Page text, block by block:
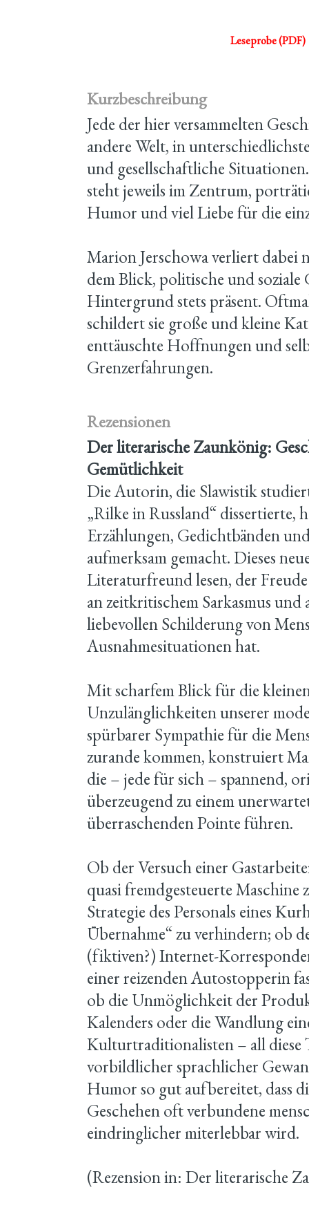
Leseprobe (PDF)
Kurzbeschreibung
Jede der hier versammelten
andere Welt, in
und gesellschaftliche
steht jeweils im Zentrum,
Humor und viel Liebe für die
Marion Jerschowa verliert dabei
dem Blick, politische und soziale
Hintergrund stets präsent.
schildert sie große und kleine
enttäuschte Hoffnungen und
Grenzerfahrungen.
Rezensionen
Der literarische Zaunkönig:
Gemütlichkeit
Die Autorin, die Slawistik
„Rilke in Russland“ dissertierte,
Erzählungen, Gedichtbänden
aufmerksam gemacht. Dieses
Literaturfreund lesen, der
an zeitkritischem Sarkasmus
liebevollen Schilderung von
Ausnahmesituationen hat.
Mit scharfem Blick für die
Unzulänglichkeiten unserer
spürbarer Sympathie für die
zurande kommen, konstruiert
die – jede für sich – spannend,
überzeugend zu einem
überraschenden Pointe führen.
Ob der Versuch einer
quasi fremdgesteuerte Maschine
Strategie des Personals eines
Übernahme“ zu verhindern; ob
(fiktiven?) Internet-
einer reizenden Autostopperin
ob die Unmöglichkeit der
Kalenders oder die Wandlung
Kulturtraditionalisten – all diese
vorbildlicher sprachlicher
Humor so gut aufbereitet, dass
Geschehen oft verbundene
eindringlicher miterlebbar wird.
(Rezension in: Der literarische